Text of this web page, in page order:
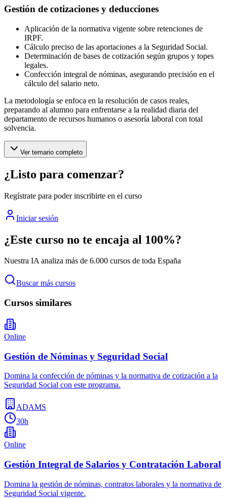
Gestión de cotizaciones y deducciones
Aplicación de la normativa vigente sobre retenciones de
IRPF.
Cálculo preciso de las aportaciones a la Seguridad Social.
Determinación de bases de cotización según grupos y topes
legales.
Confección integral de nóminas, asegurando precisión en el
cálculo del salario neto.
La metodología se enfoca en la resolución de casos reales,
preparando al alumno para enfrentarse a la realidad diaria del
departamento de recursos humanos o asesoría laboral con total
solvencia.
Ver temario completo
¿Listo para comenzar?
Regístrate para poder inscribirte en el curso
Iniciar sesión
¿Este curso no te encaja al 100%?
Nuestra IA analiza más de 6.000 cursos de toda España
Buscar más cursos
Cursos similares
Online
Gestión de Nóminas y Seguridad Social
Domina la confección de nóminas y la normativa de cotización a la
Seguridad Social con este programa.
ADAMS
30h
Online
Gestión Integral de Salarios y Contratación Laboral
Domina la gestión de nóminas, contratos laborales y la normativa de
Seguridad Social vigente.